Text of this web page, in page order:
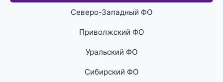
Северо-Западный ФО
Приволжский ФО
Уральский ФО
Сибирский ФО